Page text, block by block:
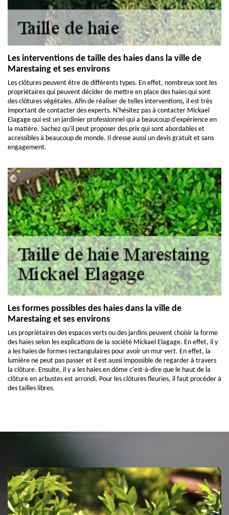
Les interventions de taille des haies dans la ville de
Marestaing et ses environs
Les clôtures peuvent être de différents types. En effet, nombreux sont les
propriétaires qui peuvent décider de mettre en place des haies qui sont
des clôtures végétales. Afin de réaliser de telles interventions, il est très
important de contacter des experts. N'hésitez pas à contacter Mickael
Elagage qui est un jardinier professionnel qui a beaucoup d'expérience en
la matière. Sachez qu'il peut proposer des prix qui sont abordables et
accessibles à beaucoup de monde. Il dresse aussi un devis gratuit et sans
engagement.
Les formes possibles des haies dans la ville de
Marestaing et ses environs
Les propriétaires des espaces verts ou des jardins peuvent choisir la forme
des haies selon les explications de la société Mickael Elagage. En effet, il y
a les haies de formes rectangulaires pour avoir un mur vert. En effet, la
lumière ne peut pas passer et il est aussi impossible de regarder à travers
la clôture. Ensuite, il y a les haies en dôme c'est-à-dire que le haut de la
clôture en arbustes est arrondi. Pour les clôtures fleuries, il faut procéder à
des tailles libres.